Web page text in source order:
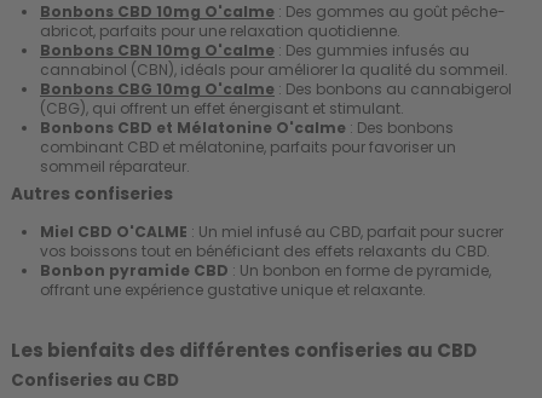
Bonbons CBD 10mg O'calme : Des gommes au goût pêche-
abricot, parfaits pour une relaxation quotidienne.
Bonbons CBN 10mg O'calme : Des gummies infusés au
cannabinol (CBN), idéals pour améliorer la qualité du sommeil.
Bonbons CBG 10mg O'calme : Des bonbons au cannabigerol
(CBG), qui offrent un effet énergisant et stimulant.
Bonbons CBD et Mélatonine O'calme : Des bonbons
combinant CBD et mélatonine, parfaits pour favoriser un
sommeil réparateur.
Autres confiseries
Miel CBD O'CALME : Un miel infusé au CBD, parfait pour sucrer
vos boissons tout en bénéficiant des effets relaxants du CBD.
Bonbon pyramide CBD : Un bonbon en forme de pyramide,
offrant une expérience gustative unique et relaxante.
Les bienfaits des différentes confiseries au CBD
Confiseries au CBD